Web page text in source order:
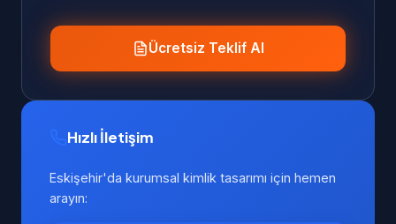
Ücretsiz Teklif Al
Hızlı İletişim
Eskişehir'da kurumsal kimlik tasarımı için hemen
arayın: